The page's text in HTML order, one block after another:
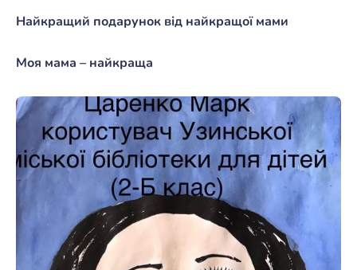
Найкращий подарунок від найкращої мами
Моя мама – найкраща